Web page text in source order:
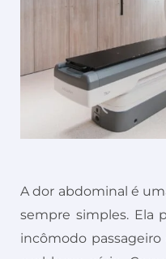
A dor abdominal é
sempre simples. Ela
incômodo